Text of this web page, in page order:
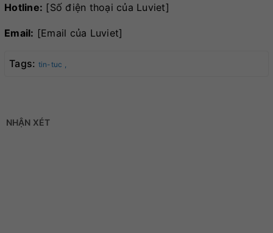
Hotline: [Số điện thoại của Luviet]
Email: [Email của Luviet]
Tags: tin-tuc ,
NHẬN XÉT